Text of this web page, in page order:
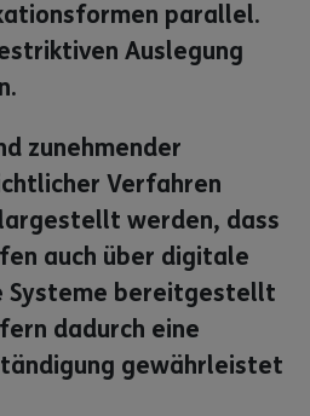
parallel.
Auslegung
zunehmender
Verfahren
werden, dass
auch über digitale
Systeme bereitgestellt
dadurch eine
gewährleistet